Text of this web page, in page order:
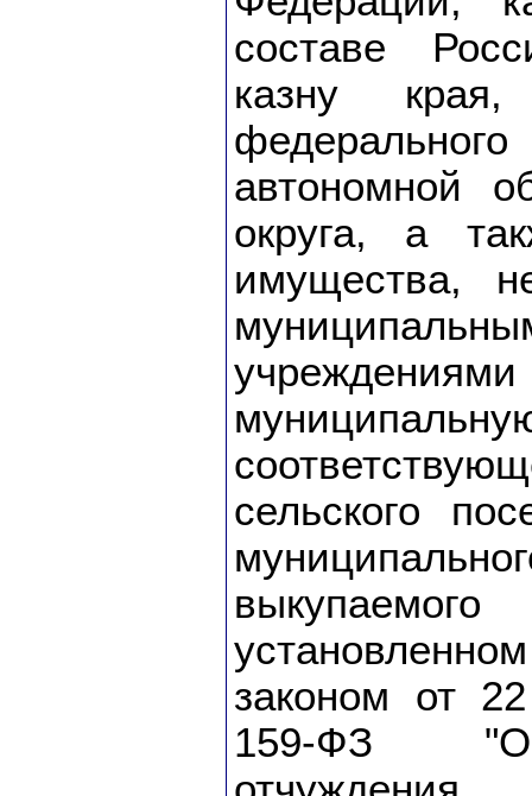
составе
казну
автономной
округа, а
имущества,
сельского
законом от
159-ФЗ